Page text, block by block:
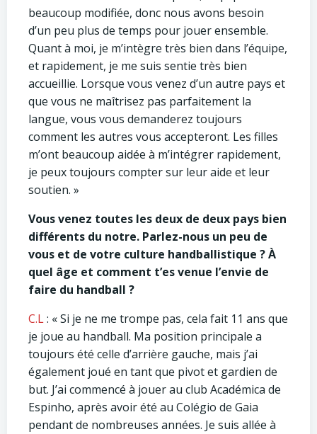
beaucoup modifiée, donc nous avons besoin
d’un peu plus de temps pour jouer ensemble.
Quant à moi, je m’intègre très bien dans l’équipe,
et rapidement, je me suis sentie très bien
accueillie. Lorsque vous venez d’un autre pays et
que vous ne maîtrisez pas parfaitement la
langue, vous vous demanderez toujours
comment les autres vous accepteront. Les filles
m’ont beaucoup aidée à m’intégrer rapidement,
je peux toujours compter sur leur aide et leur
soutien. »
Vous venez toutes les deux de deux pays bien
différents du notre. Parlez-nous un peu de
vous et de votre culture handballistique ? À
quel âge et comment t’es venue l’envie de
faire du handball ?
C.L: « Si je ne me trompe pas, cela fait 11 ans que
je joue au handball. Ma position principale a
toujours été celle d’arrière gauche, mais j’ai
également joué en tant que pivot et gardien de
but. J’ai commencé à jouer au club Académica de
Espinho, après avoir été au Colégio de Gaia
pendant de nombreuses années. Je suis allée à